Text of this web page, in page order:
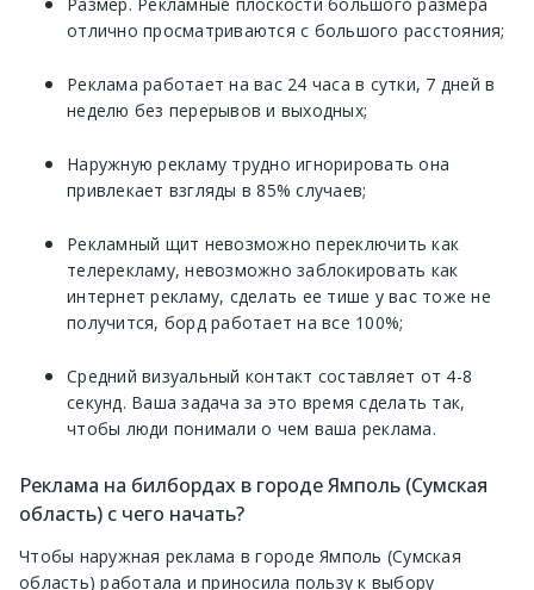
отлично просматриваются с большого расстояния;
Реклама работает на вас 24 часа в сутки, 7 дней в
неделю без перерывов и выходных;
Наружную рекламу трудно игнорировать она
привлекает взгляды в 85% случаев;
Рекламный щит невозможно переключить как
телерекламу, невозможно заблокировать как
интернет рекламу, сделать ее тише у вас тоже не
получится, борд работает на все 100%;
Средний визуальный контакт составляет от 4-8
секунд. Ваша задача за это время сделать так,
чтобы люди понимали о чем ваша реклама.
Реклама на билбордах в городе Ямполь (Сумская
область) с чего начать?
Чтобы наружная реклама в городе Ямполь (Сумская
область) работала и приносила пользу к выбору